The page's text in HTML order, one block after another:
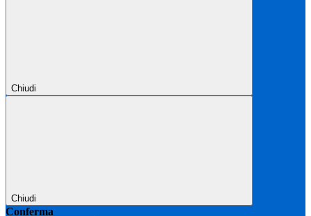
Chiudi
Chiudi
Conferma